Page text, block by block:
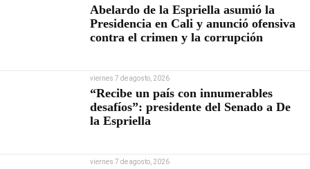
Abelardo de la Espriella asumió la
Presidencia en Cali y anunció ofensiva
contra el crimen y la corrupción
viernes 7 de agosto, 2026
“Recibe un país con innumerables
desafíos”: presidente del Senado a De
la Espriella
viernes 7 de agosto, 2026